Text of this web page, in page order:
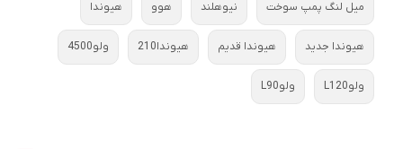
میل لنگ پمپ سوخت نیوهلند هوو هیوندا
هیوندا جدید هیوندا قدیم هیوندا210 ولو4500
ولوL120 ولوL90